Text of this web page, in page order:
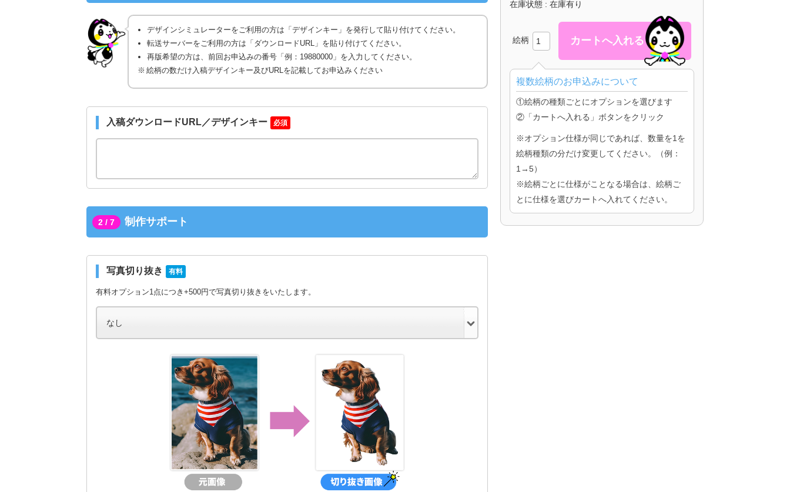
デザインシミュレーターをご利用の方は「デザインキー」を発行して貼り付けてください。
転送サーバーをご利用の方は「ダウンロードURL」を貼り付けてください。
再版希望の方は、前回お申込みの番号「例：19880000」を入力してください。
絵柄の数だけ入稿デザインキー及びURLを記載してお申込みください
入稿ダウンロードURL／デザインキー 必須
2 / 7 制作サポート
写真切り抜き 有料
有料オプション1点につき+500円で写真切り抜きをいたします。
在庫状態 : 在庫有り
絵柄
複数絵柄のお申込みについて
①絵柄の種類ごとにオプションを選びます
②「カートへ入れる」ボタンをクリック
※オプション仕様が同じであれば、数量を1を
絵柄種類の分だけ変更してください。（例：
1→5）
※絵柄ごとに仕様がことなる場合は、絵柄ご
とに仕様を選びカートへ入れてください。